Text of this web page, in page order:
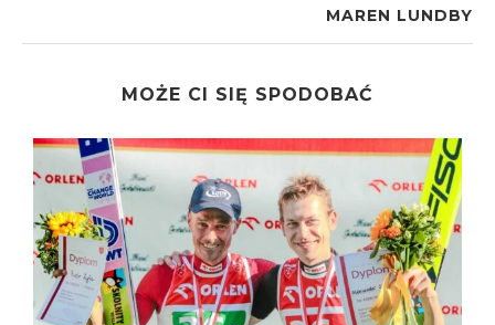
MAREN LUNDBY
MOŻE CI SIĘ SPODOBAĆ